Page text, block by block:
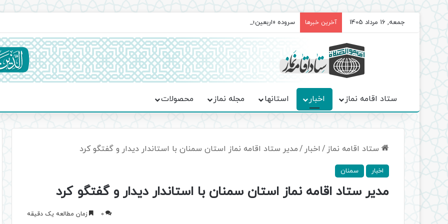
جمعه, 16 مرداد 1405 آخرین خبرها سروده‌ «اربعین»؛ روایت حماسه، استقامت و تمدن‌سازی امت اسلامی
ستاد اقامه نماز اخبار استانها مجله نماز محصولات
ستاد اقامه نماز / اخبار /مدیر ستاد اقامه نماز استان سمنان با استاندار دیدار و گفتگو کرد
اخبار سمنان
مدیر ستاد اقامه نماز استان سمنان با استاندار دیدار و گفتگو کرد
0 زمان مطالعه یک دقیقه